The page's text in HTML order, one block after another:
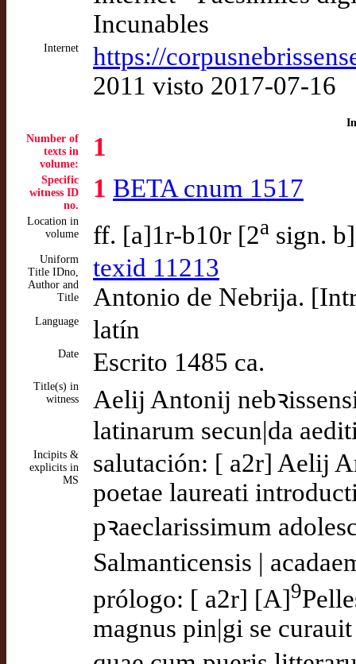
Incunables
Internet
https://
2011 visto 2017-07-16
Number of
texts in
volume:
1
Specific
witness ID
no.
1 BETA cnum 1517
Location in
volume
ff. [a]1r-b10r [2a sign.
Uniform
Title IDno,
Author and
Title
texid 11213
Antonio de Nebrija.
Language latín
Date Escrito 1485 ca.
Title(s) in
witness
Aelij Antonij
latinarum secun|da
Incipits &
explicits in
MS
salutación: [ a2r] Aelij
poetae laureati
pꝛaeclarissimum
Salmanticensis |
prólogo: [ a2r] [A]9
magnus pin|gi se